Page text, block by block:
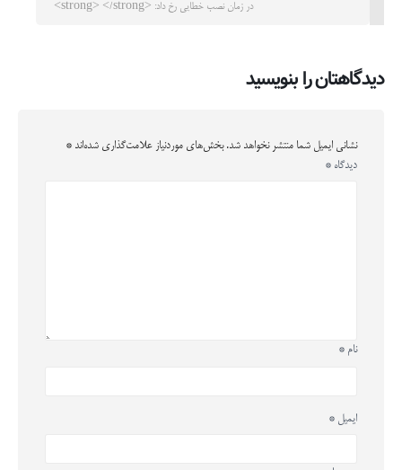
در زمان نصب خطایی رخ داد: <strong> </strong>
دیدگاهتان را بنویسید
نشانی ایمیل شما منتشر نخواهد شد. بخش‌های موردنیاز علامت‌گذاری شده‌اند *
دیدگاه *
نام *
ایمیل *